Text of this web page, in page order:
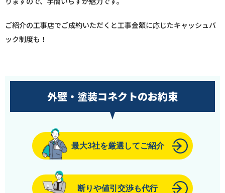
ご紹介の工事店でご成約いただくと工事金額に応じたキャッシュバ
ック制度も！
外壁・塗装コネクトのお約束
最大3社を厳選してご紹介
断りや値引交渉も代行